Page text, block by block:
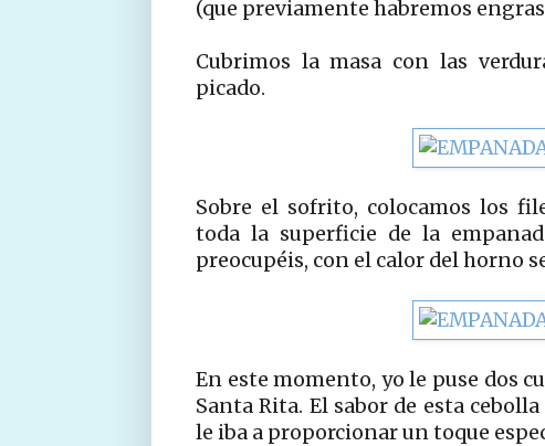
(que previamente habremos
Cubrimos la masa con las
picado.
Sobre el sofrito, colocamos los
toda la superficie de la
preocupéis, con el calor del horno
En este momento, yo le puse dos
Santa Rita. El sabor de esta
le iba a proporcionar un toque